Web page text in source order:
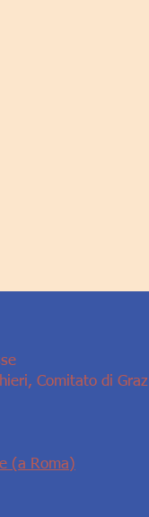
Comitato di Graz
(a Roma)